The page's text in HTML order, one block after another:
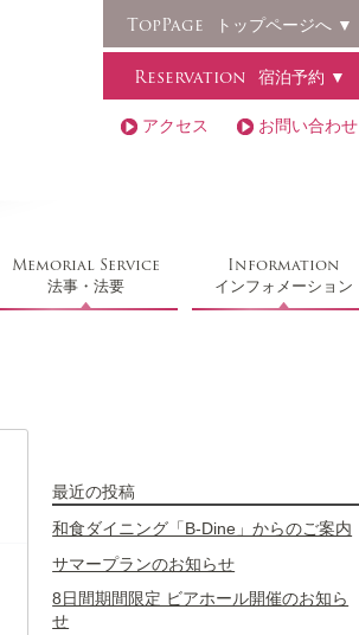
アクセス お問い合わせ
Memorial Service
法事・法要
Information
インフォメーション
最近の投稿
和食ダイニング「B-Dine」からのご案内
サマープランのお知らせ
8日間期間限定 ビアホール開催のお知ら
せ
TopPage トップページへ ▼
Reservation 宿泊予約 ▼